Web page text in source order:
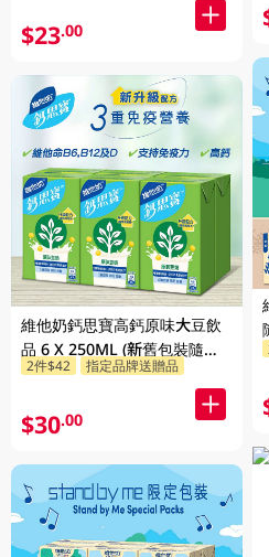
$23.00
維他奶鈣思寶高鈣原味大豆飲
品 6 X 250ML (新舊包裝隨機
發貨) 6 X 250ML
2件$42 指定品牌送贈品
$30.00